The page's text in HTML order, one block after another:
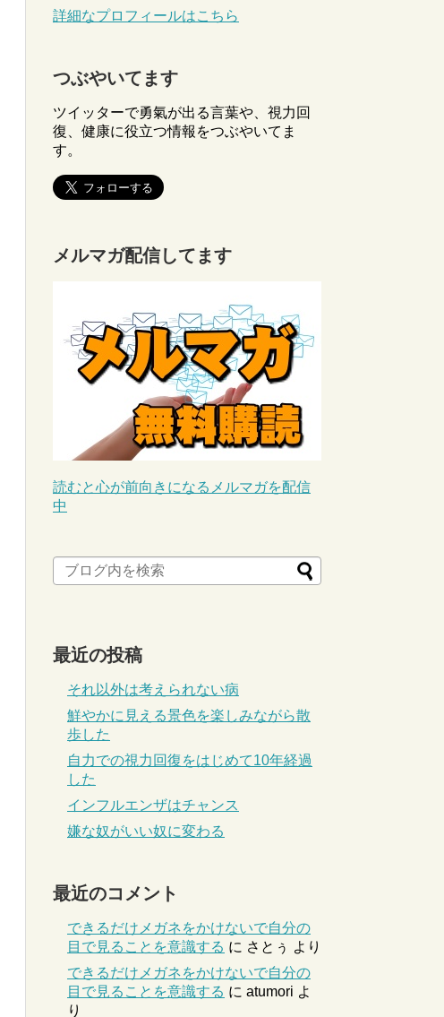
詳細なプロフィールはこちら
つぶやいてます
ツイッターで勇氣が出る言葉や、視力回
復、健康に役立つ情報をつぶやいてま
す。
メルマガ配信してます
読むと心が前向きになるメルマガを配信
中
最近の投稿
それ以外は考えられない病
鮮やかに見える景色を楽しみながら散
歩した
自力での視力回復をはじめて10年経過
した
インフルエンザはチャンス
嫌な奴がいい奴に変わる
最近のコメント
できるだけメガネをかけないで自分の
目で見ることを意識する に さとぅ より
できるだけメガネをかけないで自分の
目で見ることを意識する に atumori よ
り